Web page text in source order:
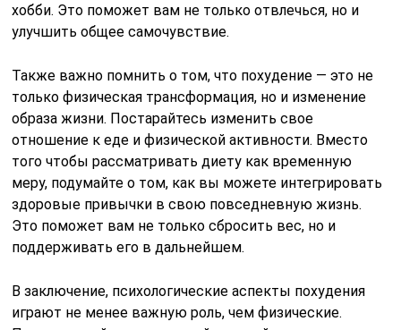
хобби. Это поможет вам не только отвлечься, но и
улучшить общее самочувствие.
Также важно помнить о том, что похудение — это не
только физическая трансформация, но и изменение
образа жизни. Постарайтесь изменить свое
отношение к еде и физической активности. Вместо
того чтобы рассматривать диету как временную
меру, подумайте о том, как вы можете интегрировать
здоровые привычки в свою повседневную жизнь.
Это поможет вам не только сбросить вес, но и
поддерживать его в дальнейшем.
В заключение, психологические аспекты похудения
играют не менее важную роль, чем физические.